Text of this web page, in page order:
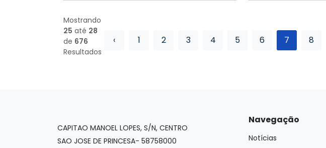
Mostrando
25 até 28
de 676
Resultados
‹ 1 2 3 4 5 6 7 8
CAPITAO MANOEL LOPES, S/N, CENTRO
SAO JOSE DE PRINCESA- 58758000
Navegação
Notícias